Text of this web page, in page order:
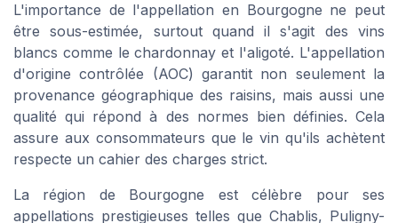
L'importance de l'appellation en Bourgogne ne peut
être sous-estimée, surtout quand il s'agit des vins
blancs comme le chardonnay et l'aligoté. L'appellation
d'origine contrôlée (AOC) garantit non seulement la
provenance géographique des raisins, mais aussi une
qualité qui répond à des normes bien définies. Cela
assure aux consommateurs que le vin qu'ils achètent
respecte un cahier des charges strict.
La région de Bourgogne est célèbre pour ses
appellations prestigieuses telles que Chablis, Puligny-